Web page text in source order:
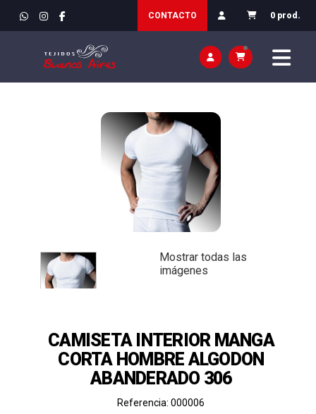
CONTACTO 0 prod.
Mostrar todas las
imágenes
CAMISETA INTERIOR MANGA
CORTA HOMBRE ALGODON
ABANDERADO 306
Referencia: 000006